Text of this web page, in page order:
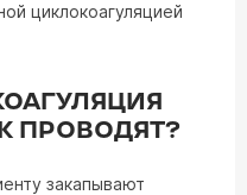
циклокоагуляцией
ПРОВОДЯТ?
закапывают